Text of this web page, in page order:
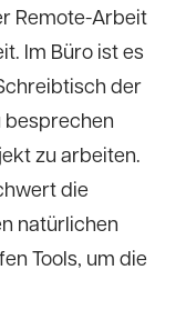
Remote-Arbeit
Im Büro ist es
der
besprechen
zu arbeiten.
die
natürlichen
Tools, um die